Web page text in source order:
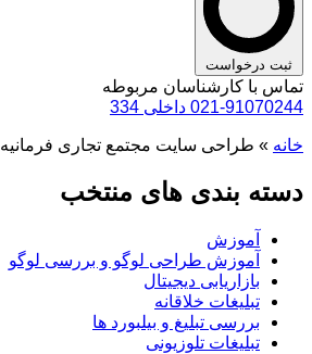
ثبت درخواست
تماس با کارشناسان مربوطه
021-91070244 داخلی 334
خانه » طراحی سایت مجتمع تجاری فرمانیه
دسته بندی های منتخب
آموزش
آموزش طراحی لوگو و بررسی لوگو
بازاریابی دیجیتال
تبلیغات خلاقانه
بررسی تبلیغ و بیلبورد ها
تبلیغات تلوزیونی